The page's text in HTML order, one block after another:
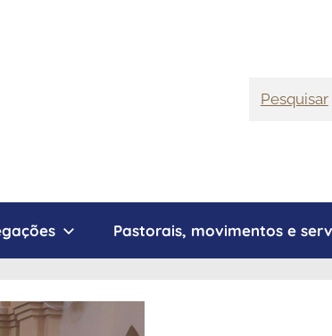
Pesquisar
Pastorais, movimentos e